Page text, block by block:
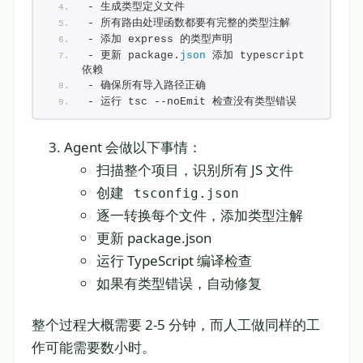
- 生成类型定义文件
- 所有路由处理函数都要有完整的类型注解
- 添加 express 的类型声明
- 更新 package. json 添加 typescript
依赖
- 确保所有导入路径正确
- 运行 tsc --noEmit 检查没有类型错误
Agent 会做以下事情：
扫描整个项目，识别所有 JS 文件
创建
tsconfig.json
逐一转换每个文件，添加类型注解
更新 package.json
运行 TypeScript 编译检查
如果有类型错误，自动修复
整个过程大概需要 2-5 分钟，而人工做同样的工
作可能需要数小时。